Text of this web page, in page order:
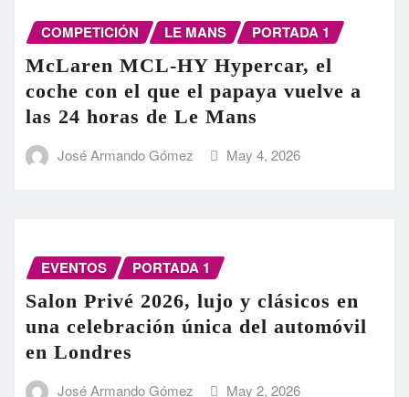
COMPETICIÓN LE MANS PORTADA 1
McLaren MCL-HY Hypercar, el
coche con el que el papaya vuelve a
las 24 horas de Le Mans
José Armando Gómez May 4, 2026
EVENTOS PORTADA 1
Salon Privé 2026, lujo y clásicos en
una celebración única del automóvil
en Londres
José Armando Gómez May 2, 2026